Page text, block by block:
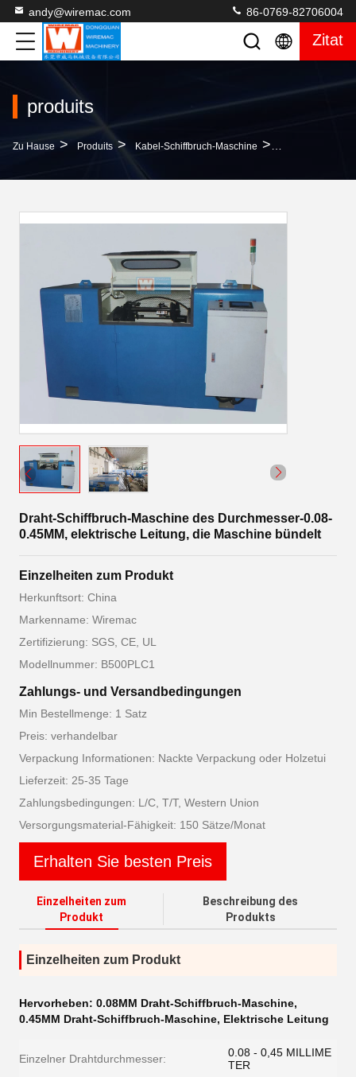
andy@wiremac.com 86-0769-82706004
Zitat
produits
Zu Hause > Produits > Kabel-Schiffbruch-Maschine >
Draht-Schiffbruch-Maschine des Durchmesser-0.08-
0.45MM, elektrische Leitung, die Maschine bündelt
Einzelheiten zum Produkt
Herkunftsort: China
Markenname: Wiremac
Zertifizierung: SGS, CE, UL
Modellnummer: B500PLC1
Zahlungs- und Versandbedingungen
Min Bestellmenge: 1 Satz
Preis: verhandelbar
Verpackung Informationen: Nackte Verpackung oder Holzetui
Lieferzeit: 25-35 Tage
Zahlungsbedingungen: L/C, T/T, Western Union
Versorgungsmaterial-Fähigkeit: 150 Sätze/Monat
Erhalten Sie besten Preis
Einzelheiten zum
Produkt
Beschreibung des
Produkts
Einzelheiten zum Produkt
Hervorheben: 0.08MM Draht-Schiffbruch-Maschine,
0.45MM Draht-Schiffbruch-Maschine, Elektrische Leitung
Einzelner Drahtdurchmesser:
0.08 - 0,45 MILLIME
TER